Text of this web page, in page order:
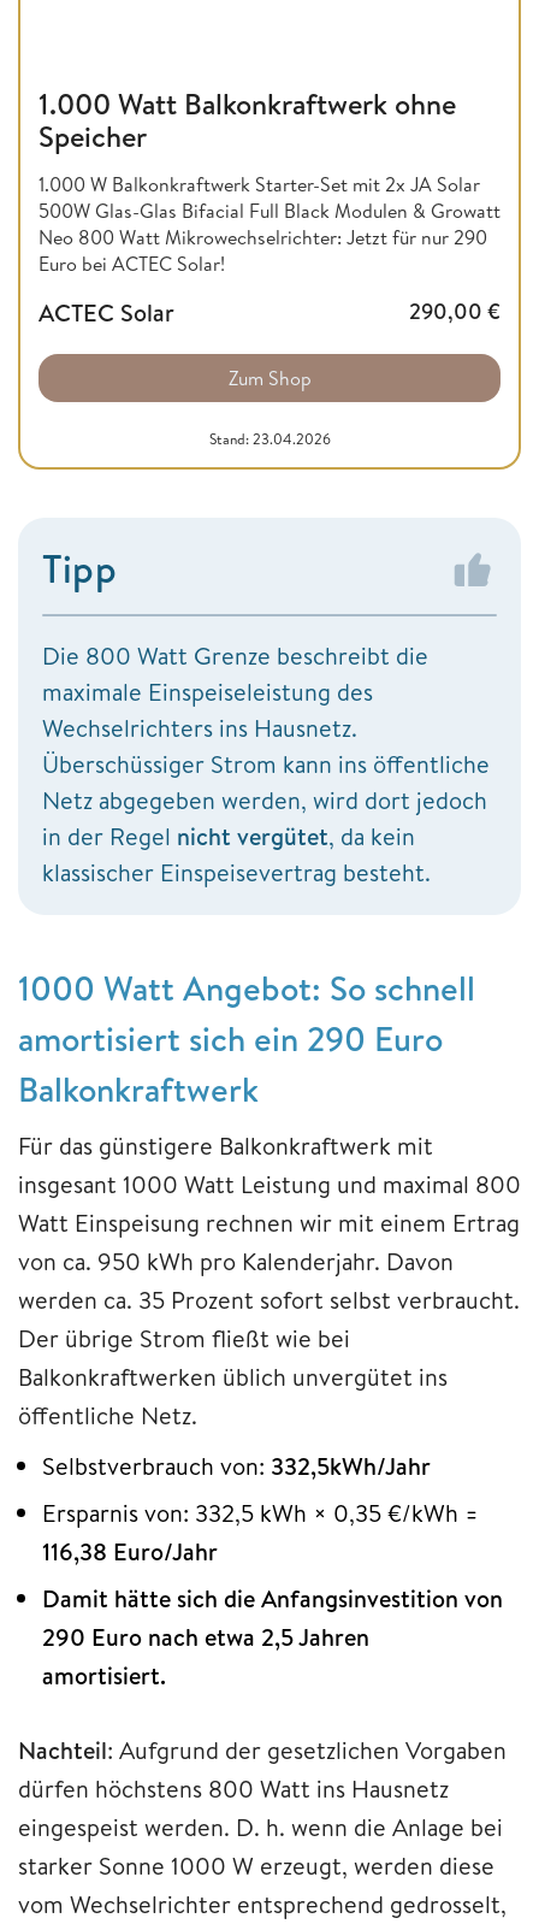
1.000 Watt Balkonkraftwerk ohne
Speicher
1.000 W Balkonkraftwerk Starter-Set mit 2x JA Solar
500W Glas-Glas Bifacial Full Black Modulen & Growatt
Neo 800 Watt Mikrowechselrichter: Jetzt für nur 290
Euro bei ACTEC Solar!
ACTEC Solar 290,00 €
Zum Shop
Stand: 23.04.2026
Tipp
Die 800 Watt Grenze beschreibt die
maximale Einspeiseleistung des
Wechselrichters ins Hausnetz.
Überschüssiger Strom kann ins öffentliche
Netz abgegeben werden, wird dort jedoch
in der Regel nicht vergütet, da kein
klassischer Einspeisevertrag besteht.
1000 Watt Angebot: So schnell
amortisiert sich ein 290 Euro
Balkonkraftwerk
Für das günstigere Balkonkraftwerk mit
insgesant 1000 Watt Leistung und maximal 800
Watt Einspeisung rechnen wir mit einem Ertrag
von ca. 950 kWh pro Kalenderjahr. Davon
werden ca. 35 Prozent sofort selbst verbraucht.
Der übrige Strom fließt wie bei
Balkonkraftwerken üblich unvergütet ins
öffentliche Netz.
Selbstverbrauch von: 332,5kWh/Jahr
Ersparnis von: 332,5 kWh × 0,35 €/kWh =
116,38 Euro/Jahr
Damit hätte sich die Anfangsinvestition von
290 Euro nach etwa 2,5 Jahren
amortisiert.
Nachteil: Aufgrund der gesetzlichen Vorgaben
dürfen höchstens 800 Watt ins Hausnetz
eingespeist werden. D. h. wenn die Anlage bei
starker Sonne 1000 W erzeugt, werden diese
vom Wechselrichter entsprechend gedrosselt,